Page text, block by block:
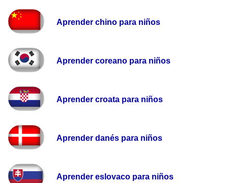
Aprender chino para niños
Aprender coreano para niños
Aprender croata para niños
Aprender danés para niños
Aprender eslovaco para niños